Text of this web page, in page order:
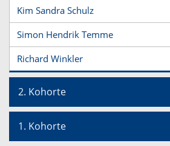
Kim Sandra Schulz
Simon Hendrik Temme
Richard Winkler
2. Kohorte
1. Kohorte